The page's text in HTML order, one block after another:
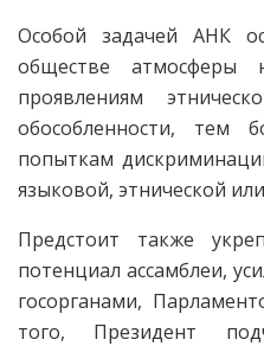
Особой задачей АНК
обществе атмосферы
проявлениям
обособленности, тем
попыткам
языковой, этнической
Предстоит также
потенциал ассамблеи,
госорганами,
того, Президент